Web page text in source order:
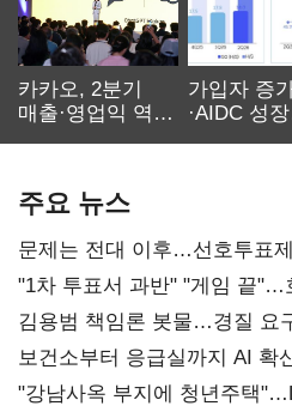
카카오, 2분기
매출·영업익 역대
가입자 증
·AIDC 성
주요 뉴스
문제는 전대 이후…선호투표
불복'
"1차 투표서 과반" "게임 끝"…
김용범 책임론 봇물…경질 요
보건소부터 응급실까지 AI
"강남사옥 부지에 청년주택